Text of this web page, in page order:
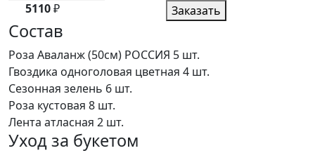
5110₽ Заказать
Состав
Роза Аваланж (50см) РОССИЯ 5 шт.
Гвоздика одноголовая цветная 4 шт.
Сезонная зелень 6 шт.
Роза кустовая 8 шт.
Лента атласная 2 шт.
Уход за букетом